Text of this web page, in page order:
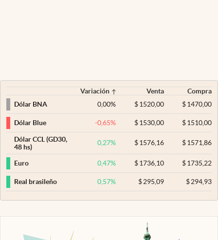
Variación Venta
Compra
Dólar BNA
0,00% $ 1520,00 $1470,00
Dólar Blue -0,65% $ 1530,00 $1510,00
Dólar CCL (GD30,
48 hs)
0,27% $ 1576,16 $1571,86
Euro 0,47% $ 1736,10 $1735,22
Real brasileño 0,57% $ 295,09 $294,93